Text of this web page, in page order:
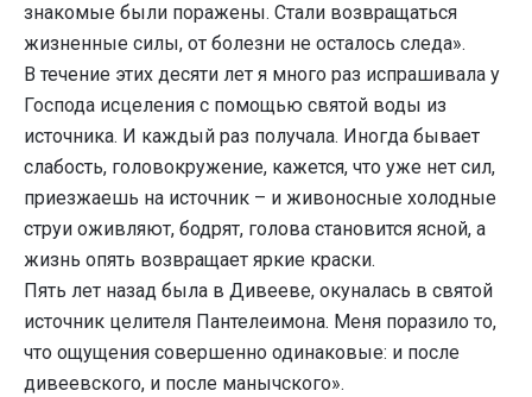
знакомые были поражены. Стали возвращаться
жизненные силы, от болезни не осталось следа».
В течение этих десяти лет я много раз испрашивала у
Господа исцеления с помощью святой воды из
источника. И каждый раз получала. Иногда бывает
слабость, головокружение, кажется, что уже нет сил,
приезжаешь на источник – и живоносные холодные
струи оживляют, бодрят, голова становится ясной, а
жизнь опять возвращает яркие краски.
Пять лет назад была в Дивееве, окуналась в святой
источник целителя Пантелеимона. Меня поразило то,
что ощущения совершенно одинаковые: и после
дивеевского, и после манычского».